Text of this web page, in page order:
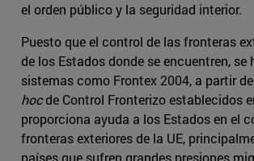
el orden público y la seguridad interior.
Puesto que el control de las fronteras
de los Estados donde se encuentren, se
sistemas como Frontex 2004, a partir
hocde Control Fronterizo establecidos
proporciona ayuda a los Estados en el
fronteras exteriores de la UE,
países que sufren grandes presiones